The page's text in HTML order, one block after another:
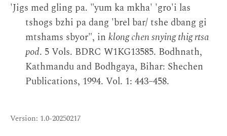
'Jigs med gling pa. "yum ka mkha' 'gro'i las
tshogs bzhi pa dang 'brel bar/ tshe dbang gi
mtshams sbyor", in klong chen snying thig rtsa
pod. 5 Vols. BDRC W1KG13585. Bodhnath,
Kathmandu and Bodhgaya, Bihar: Shechen
Publications, 1994. Vol. 1: 443–458.
Version: 1.0-20250217